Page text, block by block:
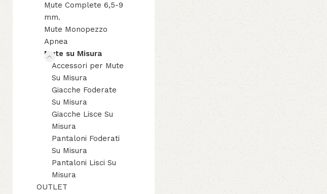
Mute Complete 6,5-9
mm.
Mute Monopezzo
Apnea
Mute su Misura
Accessori per Mute
Su Misura
Giacche Foderate
Su Misura
Giacche Lisce Su
Misura
Pantaloni Foderati
Su Misura
Pantaloni Lisci Su
Misura
OUTLET